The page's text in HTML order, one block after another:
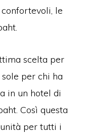
le
scelta per
per chi ha
in un hotel di
Così questa
per tutti i